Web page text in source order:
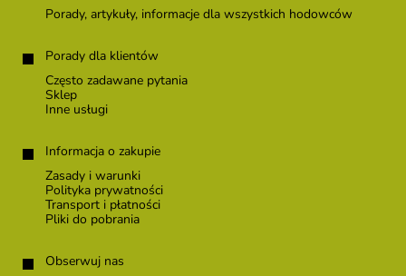
Porady, artykuły, informacje dla wszystkich hodowców
Porady dla klientów
Często zadawane pytania
Sklep
Inne usługi
Informacja o zakupie
Zasady i warunki
Polityka prywatności
Transport i płatności
Pliki do pobrania
Obserwuj nas